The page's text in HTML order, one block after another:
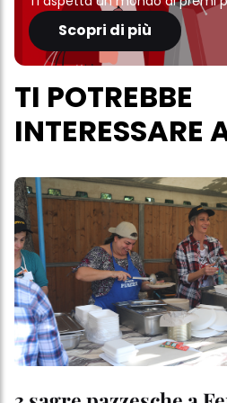
Scopri di più
TI POTREBBE
INTERESSARE